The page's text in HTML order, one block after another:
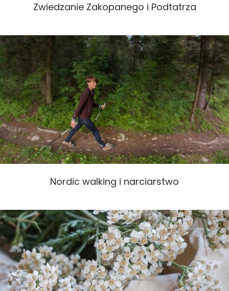
Zwiedzanie Zakopanego i Podtatrza
Nordic walking i narciarstwo